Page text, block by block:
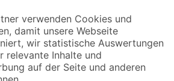
Angebote und Aktionen mehr verpassen!